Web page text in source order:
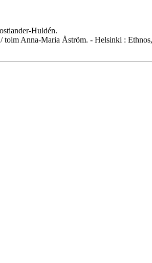
Huldén.
Anna-Maria Åström. - Helsinki :